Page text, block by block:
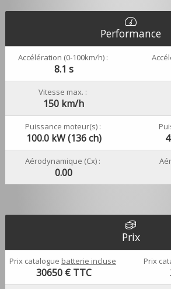
Performance
Accélération (0-100km/h) :
8.1 s
Vitesse max. :
150 km/h
Puissance moteur(s) :
100.0 kW (136 ch)
Aérodynamique (Cx) :
0.00
Prix
Prix catalogue batterie incluse
30650 € TTC
Prix